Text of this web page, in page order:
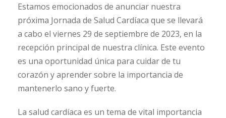
Estamos emocionados de anunciar nuestra
próxima Jornada de Salud Cardíaca que se llevará
a cabo el viernes 29 de septiembre de 2023, en la
recepción principal de nuestra clínica. Este evento
es una oportunidad única para cuidar de tu
corazón y aprender sobre la importancia de
mantenerlo sano y fuerte.
La salud cardíaca es un tema de vital importancia